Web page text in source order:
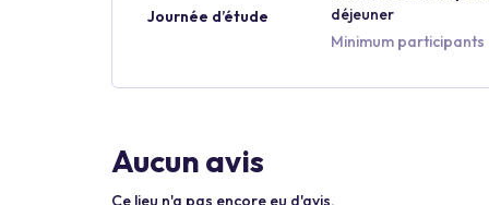
Journée d’étude
déjeuner
Minimum participants
Aucun avis
Ce lieu n'a pas encore eu d'avis.